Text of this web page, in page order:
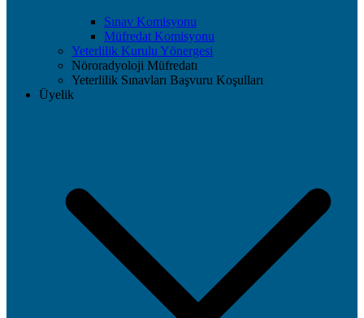
Sınav Komisyonu
Müfredat Komisyonu
Yeterlilik Kurulu Yönergesi
Nöroradyoloji Müfredatı
Yeterlilik Sınavları Başvuru Koşulları
Üyelik